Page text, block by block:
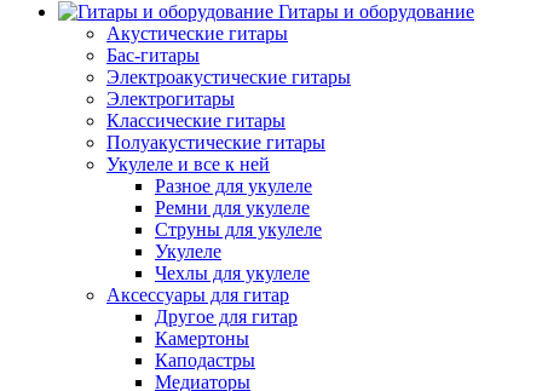
Гитары и оборудование
Акустические гитары
Бас-гитары
Электроакустические гитары
Электрогитары
Классические гитары
Полуакустические гитары
Укулеле и все к ней
Разное для укулеле
Ремни для укулеле
Струны для укулеле
Укулеле
Чехлы для укулеле
Аксессуары для гитар
Другое для гитар
Камертоны
Каподастры
Медиаторы